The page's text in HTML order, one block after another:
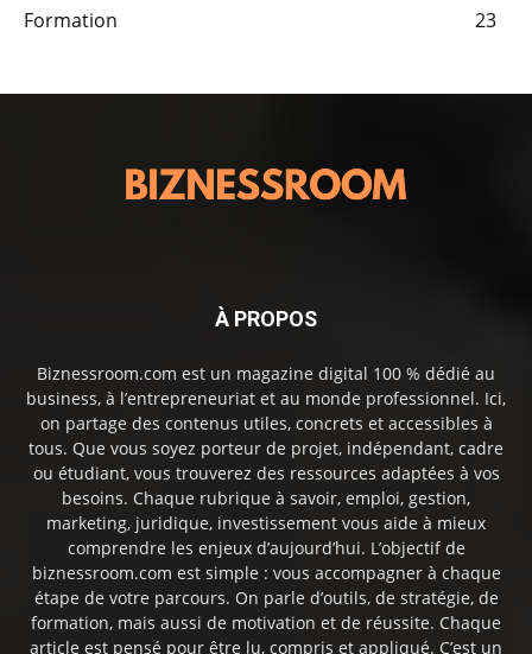
Formation
23
À PROPOS
Biznessroom.com est un magazine digital 100 % dédié au
business, à l’entrepreneuriat et au monde professionnel. Ici,
on partage des contenus utiles, concrets et accessibles à
tous. Que vous soyez porteur de projet, indépendant, cadre
ou étudiant, vous trouverez des ressources adaptées à vos
besoins. Chaque rubrique à savoir, emploi, gestion,
marketing, juridique, investissement vous aide à mieux
comprendre les enjeux d’aujourd’hui. L’objectif de
biznessroom.com est simple : vous accompagner à chaque
étape de votre parcours. On parle d’outils, de stratégie, de
formation, mais aussi de motivation et de réussite. Chaque
article est pensé pour être lu, compris et appliqué. C’est un